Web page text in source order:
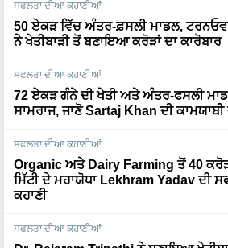
ਸਫਲਤਾ ਦੀਆ ਕਹਾਣੀਆਂ
50 ਏਕੜ ਵਿੱਚ ਅੰਤਰ-ਫ਼ਸਲੀ ਮਾਡਲ,
ਨੇ ਖੇਤੀਬਾੜੀ ਤੋਂ ਬਣਾਇਆ ਕਰੋੜਾਂ ਦਾ ਕਾਰੋਬਾਰ
ਸਫਲਤਾ ਦੀਆ ਕਹਾਣੀਆਂ
72 ਏਕੜ ਗੰਨੇ ਦੀ ਖੇਤੀ ਅਤੇ ਅੰਤਰ-ਫਸਲੀ
ਸਾਮਰਾਜ, ਜਾਣੋ Sartaj Khan ਦੀ ਕਾਮਯਾਬੀ
ਸਫਲਤਾ ਦੀਆ ਕਹਾਣੀਆਂ
Organic ਅਤੇ Dairy Farming ਤੋਂ 40
ਮਿੱਟੀ ਦੇ ਮਹਾਯੋਧਾ Lekhram Yadav ਦੀ
ਕਹਾਣੀ
ਸਫਲਤਾ ਦੀਆ ਕਹਾਣੀਆਂ